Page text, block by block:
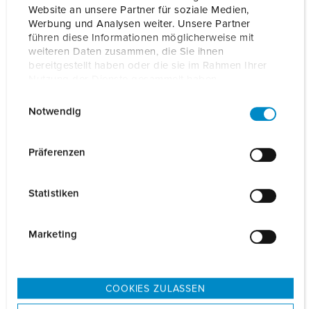
Website an unsere Partner für soziale Medien,
Werbung und Analysen weiter. Unsere Partner
führen diese Informationen möglicherweise mit
weiteren Daten zusammen, die Sie ihnen
bereitgestellt haben oder die sie im Rahmen Ihrer
s
Notwendig
Präferenzen
Statistiken
Marketing
COOKIES ZULASSEN